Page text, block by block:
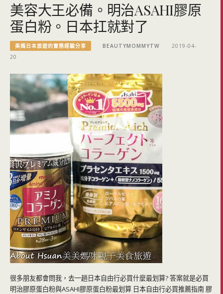
美容大王必備。明治ASAHI膠原
蛋白粉。日本扛就對了
美媽日本旅遊的實務經驗分享 BEAUTYMOMMYTW
2019-04-
20
很多朋友都會問我，去一趟日本自由行必買什麼最划算? 答案就是必買
明治膠原蛋白粉與ASAHI膠原蛋白粉最划算 日本自由行必買推薦指南 膠